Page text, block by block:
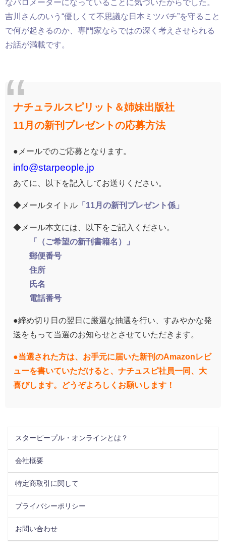
なバロメーターになっていることに気づいたからでした。
吉川さん のいう “優しくて不思議な日本ミツバチ”を守ること
で何が起きるのか、 専門家ならではの深く考えさせられる
お話が満載です。
ナチュラルスピリット＆姉妹出版社
11月の新刊プレゼントの応募方法
●メールでのご応募となります。
info@starpeople.jp
あてに、以下を記入してお送りください。
◆メールタイトル 「11月の新刊プレゼント係」
◆メール本文には、以下をご記入ください。
「（ご希望の新刊書籍名）
」
郵便番号
住所
氏名
電話番号
●締め切り日の翌日に厳選な抽選を行い、すみやかな発
送をもって当選のお知らせとさせていただきます。
●当選された方は、お手元に届いた新刊のAmazonレビ
ューを書いていただけると、ナチュスピ社員一同、大
喜びします。どうぞよろしくお願いします！
スターピープル・オンラインとは？
会社概要
特定商取引に関して
プライバシーポリシー
お問い合わせ